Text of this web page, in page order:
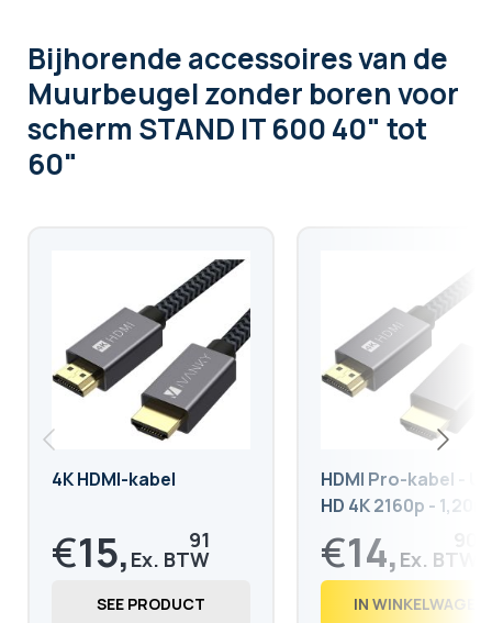
Bijhorende accessoiresvan de
Muurbeugel zonder boren voor
scherm STAND IT 600 40" tot
60"
4K HDMI-kabel
€15, 91
SEE PRODUCT
HDMI Pro-kabel -
HD 4K 2160p - 1,20m
€14,
€ 18,IN WINKELWAGEN